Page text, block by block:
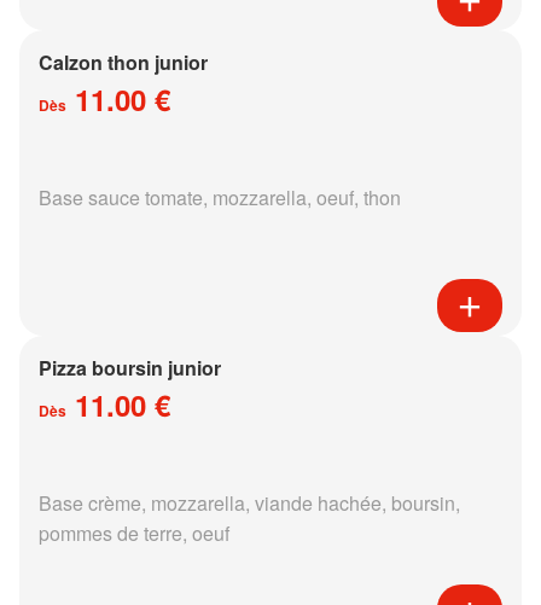
Calzon thon junior
Dès 11.00 €
Base sauce tomate, mozzarella, oeuf, thon
Pizza boursin junior
Dès 11.00 €
Base crème, mozzarella, viande hachée, boursin,
pommes de terre, oeuf